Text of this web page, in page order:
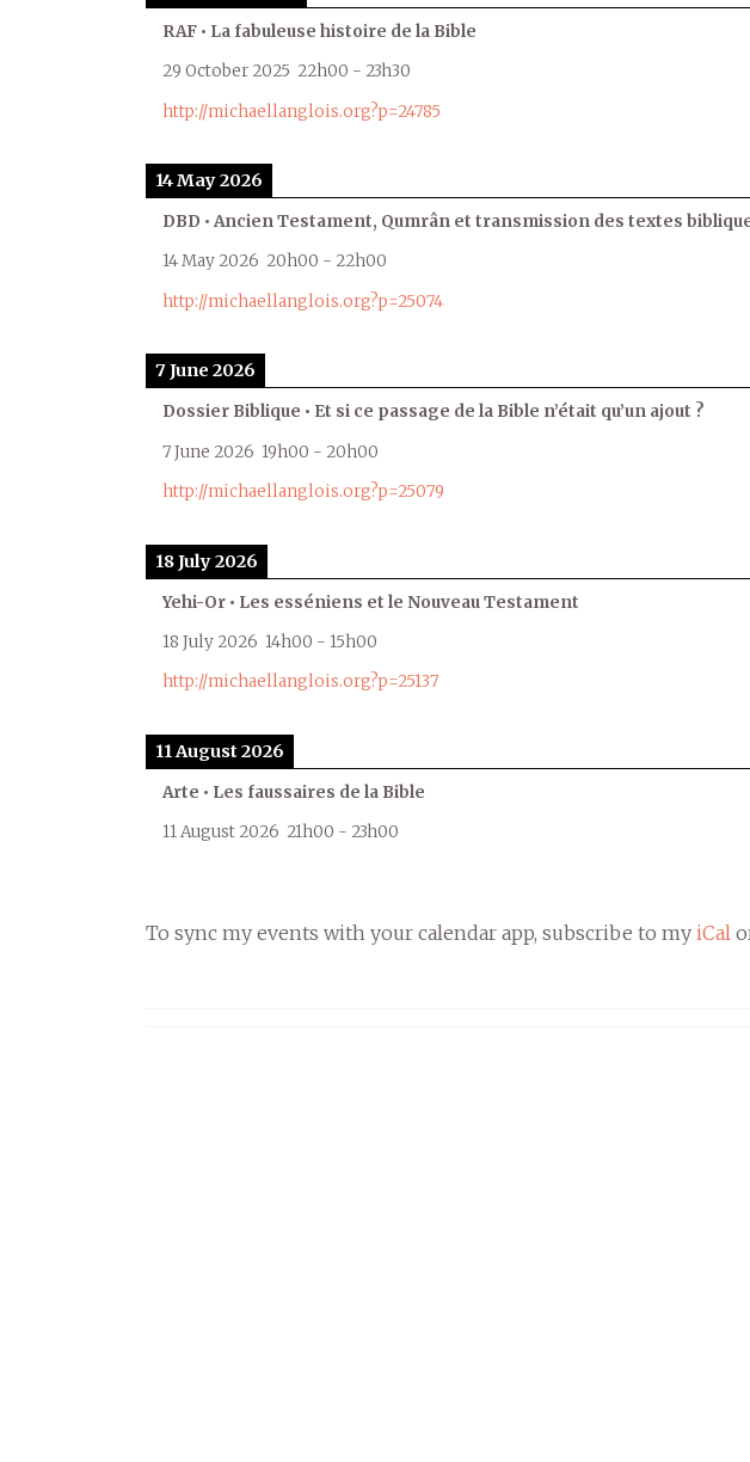
RAF • La fabuleuse histoire de la Bible
29 October 2025 22h00 - 23h30
http://michaellanglois.org?p=24785
14 May 2026
DBD • Ancien Testament, Qumrân et transmission des textes
14 May 2026 20h00 - 22h00
http://michaellanglois.org?p=25074
7 June 2026
Dossier Biblique • Et si ce passage de la Bible n’était qu’un ajout ?
7 June 2026 19h00 - 20h00
http://michaellanglois.org?p=25079
18 July 2026
Yehi-Or • Les esséniens et le Nouveau Testament
18 July 2026 14h00 - 15h00
http://michaellanglois.org?p=25137
11 August 2026
Arte • Les faussaires de la Bible
11 August 2026 21h00 - 23h00
To sync my events with your calendar app, subscribe to my iCal